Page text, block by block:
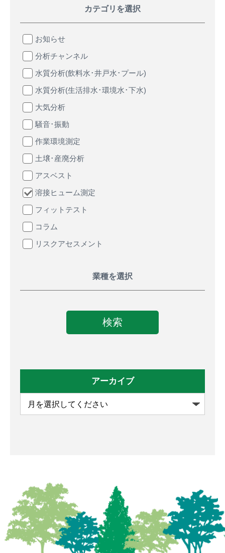
カテゴリを選択
お知らせ
分析チャンネル
水質分析(飲料水･井戸水･プール)
水質分析(生活排水･環境水･下水)
大気分析
騒音･振動
作業環境測定
土壌･産廃分析
アスベスト
溶接ヒューム測定
フィットテスト
コラム
リスクアセスメント
業種を選択
アーカイブ